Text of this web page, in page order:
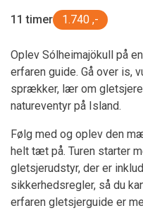
11 timer 1.740 ,-
Oplev Sólheimajökull på
erfaren guide. Gå over is,
sprækker, lær om
natureventyr på Island.
Følg med og oplev den
helt tæt på. Turen starter
gletsjerudstyr, der er
sikkerhedsregler, så du
erfaren gletsjerguide er